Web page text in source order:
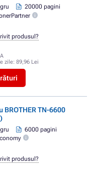
20000 pagini
zile: 89,96 Lei
produsul?
BROTHER TN-6600
6000 pagini
produsul?